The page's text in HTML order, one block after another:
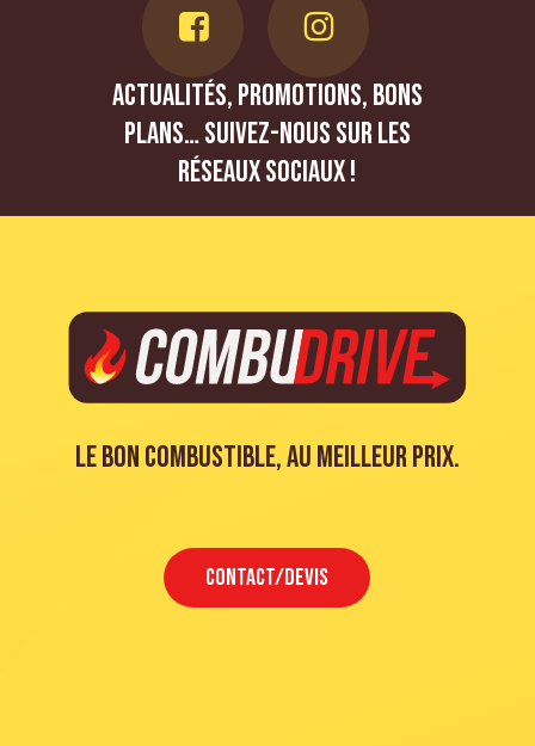
Actualités, promotions, bons
plans… Suivez-nous sur les
réseaux sociaux !
Le bon combustible, au meilleur prix.
CONTACT/DEVIS